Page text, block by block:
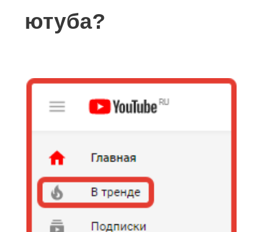
ютуба?